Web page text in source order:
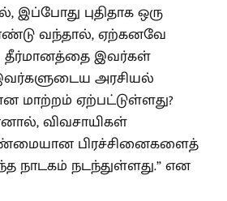
இப்போது புதிதாக ஒரு
வந்தால், ஏற்கனவே
இவர்கள்
இவர்களுடைய அரசியல்
மாற்றம் ஏற்பட்டுள்ளது?
விவசாயிகள்
பிரச்சினைகளைத்
நாடகம் நடந்துள்ளது.” என